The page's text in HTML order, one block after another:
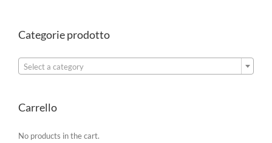
Categorie prodotto
Select a category
Carrello
No products in the cart.